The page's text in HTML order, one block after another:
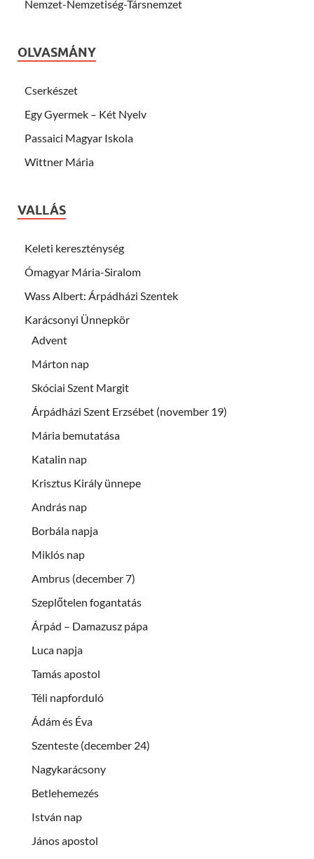
Nemzet-Nemzetiség-Társnemzet
OLVASMÁNY
Cserkészet
Egy Gyermek – Két Nyelv
Passaici Magyar Iskola
Wittner Mária
VALLÁS
Keleti kereszténység
Ómagyar Mária-Siralom
Wass Albert: Árpádházi Szentek
Karácsonyi Ünnepkör
Advent
Márton nap
Skóciai Szent Margit
Árpádházi Szent Erzsébet (november 19)
Mária bemutatása
Katalin nap
Krisztus Király ünnepe
András nap
Borbála napja
Miklós nap
Ambrus (december 7)
Szeplőtelen fogantatás
Árpád – Damazusz pápa
Luca napja
Tamás apostol
Téli napforduló
Ádám és Éva
Szenteste (december 24)
Nagykarácsony
Betlehemezés
István nap
János apostol